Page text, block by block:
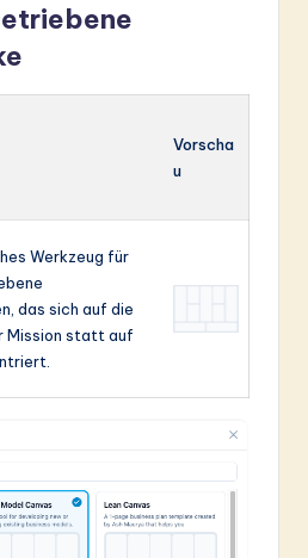
Vorscha
u
Werkzeug für
das sich auf die
Mission statt auf